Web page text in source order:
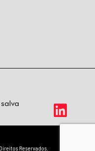
Reservados.